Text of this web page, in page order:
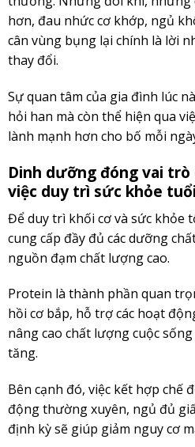
hơn, đau nhức cơ khớp, ngủ
cân vùng bụng lại chính là lời
thay đổi.
Sự quan tâm của gia đình lúc
hỏi han mà còn thể hiện qua
lành mạnh hơn cho bố mỗi
Dinh dưỡng đóng vai
việc duy trì sức khỏe
Để duy trì khối cơ và sức khỏe
cung cấp đầy đủ các dưỡng
nguồn đạm chất lượng cao.
Protein là thành phần quan
hồi cơ bắp, hỗ trợ các hoạt
nâng cao chất lượng cuộc
tăng.
Bên cạnh đó, việc kết hợp chế
động thường xuyên, ngủ đủ
định kỳ sẽ giúp giảm nguy cơ